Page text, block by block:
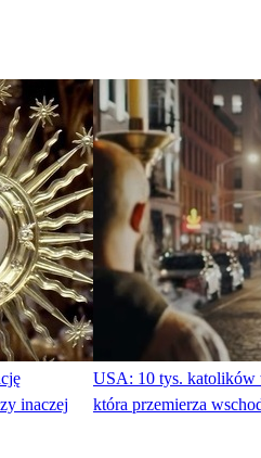
inaczej
USA: 10 tys. katolików
która przemierza